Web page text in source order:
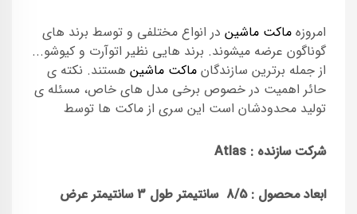
امروزه ماکت ماشین در انواع مختلفی و توسط برند های
گوناگون عرضه میشوند. برند هایی نظیر اتوآرت و کیوشو...
از جمله برترین سازندگان ماکت ماشین هستند. نکته ی
حائر اهمیت در خصوص برخی مدل های خاص، مسئله ی
تولید محدودشان است این سری از ماکت ها توسط
شرکت سازنده : Atlas
ابعاد محصول :8/5 سانتیمتر طول 3 سانتیمتر عرض